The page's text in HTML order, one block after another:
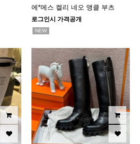
에*메스 켈리 네오 앵클 부츠
로그인시 가격공개
NEW